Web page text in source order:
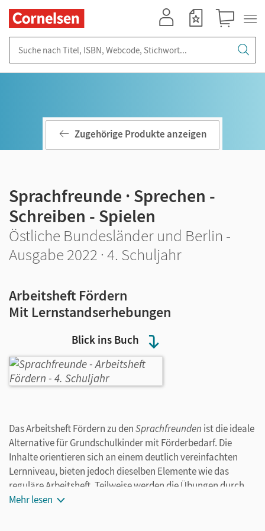
Blick ins Buch
Zugehörige Produkte anzeigen
Sprachfreunde · Sprechen -
Schreiben - Spielen
Östliche Bundesländer und Berlin -
Ausgabe 2022 · 4. Schuljahr
Arbeitsheft Fördern
Mit Lernstandserhebungen
Das Arbeitsheft Fördern zu denSprachfreunden ist die ideale
Alternative für Grundschulkinder mit Förderbedarf. Die
Inhalte orientieren sich an einem deutlich vereinfachten
Lernniveau, bieten jedoch dieselben Elemente wie das
reguläre Arbeitsheft. Teilweise werden die Übungen durch
Beispielvorgaben qualitativ erleichtert.
Mehr lesen